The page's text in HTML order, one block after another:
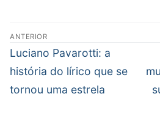
Navegação
de
Post
ANTERIOR
Post
anterior:
Luciano Pavarotti: a
história do lírico que se
tornou uma estrela